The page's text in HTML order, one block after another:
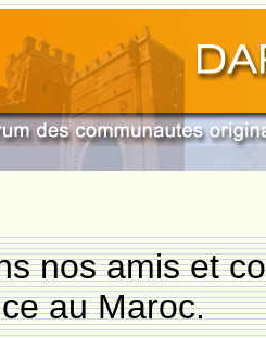
nos amis et
au Maroc.